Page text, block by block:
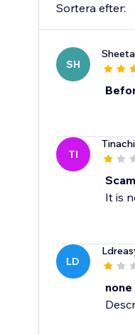
Sortera efter:
SH
TI
Scam
It is
LD
none